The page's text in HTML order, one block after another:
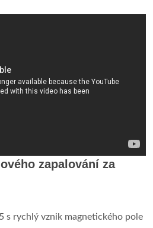
zapalování za
s rychlý vznik magnetického pole